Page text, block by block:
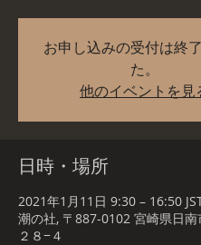
お申し込みの受付は終
た。
他のイベントを見
日時・場所
2021年1月11日 9:30 – 16:50
潮の社, 〒887-0102 宮崎県日南
２８−４